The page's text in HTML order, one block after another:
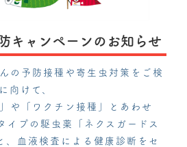
キャンペーンのお知らせ
の予防接種や寄生虫対策をご検
向けて、
や「ワクチン接種」とあわせ
イプの駆虫薬「ネクスガードス
、血液検査による健康診断をセ